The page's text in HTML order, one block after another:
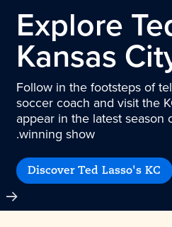
Explore
Kansas
Follow in the footsteps of
soccer coach and visit the
appear in the latest season
winning show.
Discover Ted Lasso's KC